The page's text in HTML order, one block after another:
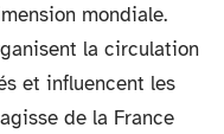
mondiale.
la circulation
et influencent les
de la France